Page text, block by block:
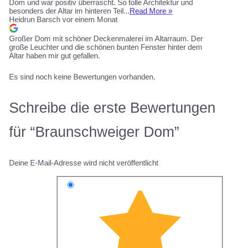
Dom und war positiv überrascht. So tolle Architektur und
besonders der Altar im hinteren Teil...Read More »
Heidrun Barsch vor einem Monat
Großer Dom mit schöner Deckenmalerei im Altarraum. Der
große Leuchter und die schönen bunten Fenster hinter dem
Altar haben mir gut gefallen.
Es sind noch keine Bewertungen vorhanden.
Schreibe die erste Bewertungen
für “Braunschweiger Dom”
Deine E-Mail-Adresse wird nicht veröffentlicht